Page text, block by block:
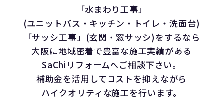
「水まわり工事」
(ユニットバス・キッチン・トイレ・洗面台)
「サッシ工事」(玄関・窓サッシ)をするなら
大阪に地域密着で豊富な施工実績がある
SaChiリフォームへご相談下さい。
補助金を活用してコストを抑えながら
ハイクオリティな施工を行います。